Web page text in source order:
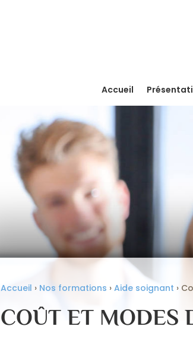
Accueil
Accueil › Nos formations › Aide soignant ›
COÛT ET MODES